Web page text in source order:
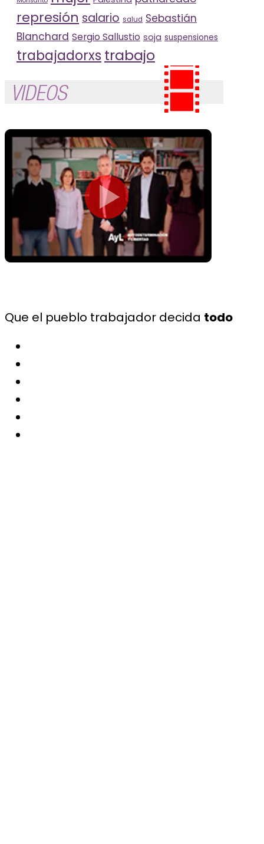
represión salario salud Sebastián
Blanchard Sergio Sallustio soja suspensiones
trabajadorxs trabajo
Que el pueblo trabajador decida todo